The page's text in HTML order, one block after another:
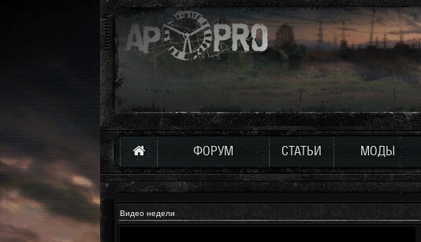
ФОРУМ СТАТЬИ МОДЫ
Видео недели